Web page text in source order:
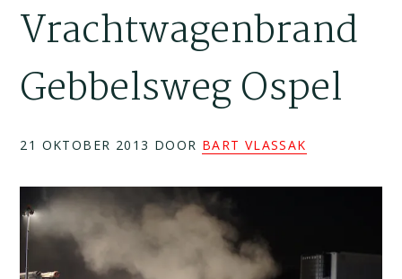
Vrachtwagenbrand
Gebbelsweg Ospel
21 OKTOBER 2013 DOOR BART VLASSAK